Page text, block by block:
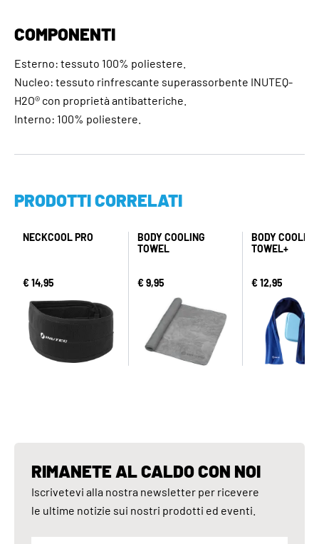
COMPONENTI
Esterno: tessuto 100% poliestere.
Nucleo: tessuto rinfrescante superassorbente INUTEQ-
H2O® con proprietà antibatteriche.
Interno: 100% poliestere.
PRODOTTI CORRELATI
NECKCOOL PRO
€ 14,95
BODY COOLING
TOWEL
€ 9,95
BODY COOLING
TOWEL+
€ 12,95
RIMANETE AL CALDO CON NOI
Iscrivetevi alla nostra newsletter per ricevere
le ultime notizie sui nostri prodotti ed eventi.